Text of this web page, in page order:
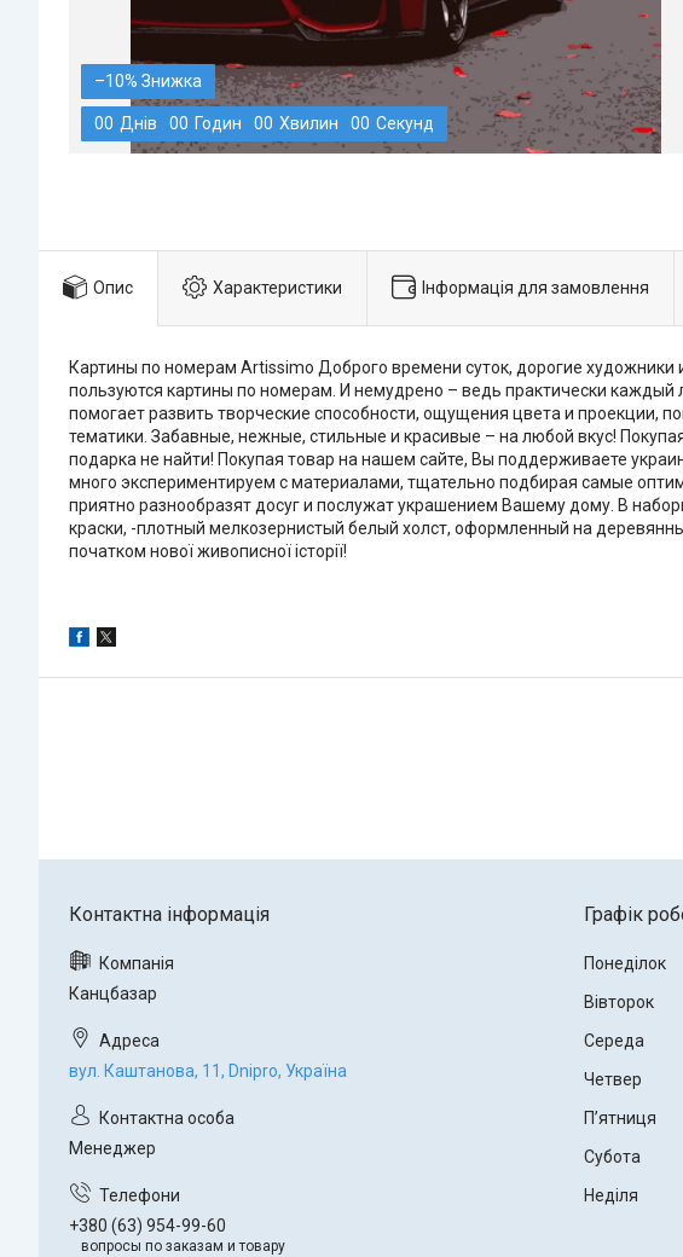
–10%
00 Днів 00 Годин 00 Хвилин 00 Секунд
Опис Характеристики Інформація для замовлення
Картины по номерам Artissimo Доброго времени суток, дорогие
пользуются картины по номерам. И немудрено – ведь практически
помогает развить творческие способности, ощущения цвета и проекции,
тематики. Забавные, нежные, стильные и красивые – на любой вкус!
подарка не найти! Покупая товар на нашем сайте, Вы поддерживаете
много экспериментируем с материалами, тщательно подбирая самые
приятно разнообразят досуг и послужат украшением Вашему дому. В
краски, -плотный мелкозернистый белый холст, оформленный на
початком нової живописної історії!
Канцбазар
вул. Каштанова, 11, Dnipro, Україна
Менеджер
+380 (63) 954-99-60
вопросы по заказам и товару
Графік
Понеділок
Вівторок
Середа
Четвер
Пʼятниця
Субота
Неділя